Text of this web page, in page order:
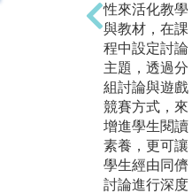
性來活化教學
與教材，在課
程中設定討論
主題，透過分
組討論與遊戲
競賽方式，來
增進學生閱讀
素養，更可讓
學生經由同儕
討論進行深度